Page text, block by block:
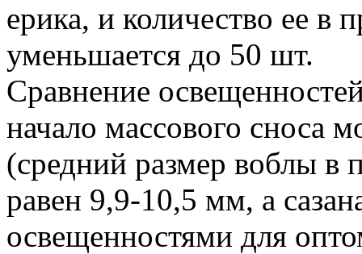
ерика, и количество ее в
уменьшается до 50 шт.
Сравнение
начало массового сноса
(средний размер воблы в
равен 9,9-10,5 мм, а
освещенностями для